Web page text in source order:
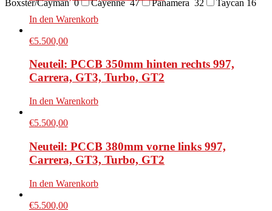
Boxster/Cayman0 Cayenne47 Panamera 32 Taycan 16
In den Warenkorb
€5.500,00
Neuteil: PCCB 350mm hinten rechts 997,
Carrera, GT3, Turbo, GT2
In den Warenkorb
€5.500,00
Neuteil: PCCB 380mm vorne links 997,
Carrera, GT3, Turbo, GT2
In den Warenkorb
€5.500,00